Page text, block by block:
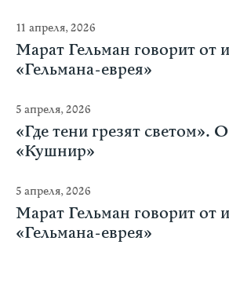
11 апреля, 2026
Марат Гельман говорит от
«Гельмана-еврея»
5 апреля, 2026
«Где тени грезят светом».
«Кушнир»
5 апреля, 2026
Марат Гельман говорит от
«Гельмана-еврея»